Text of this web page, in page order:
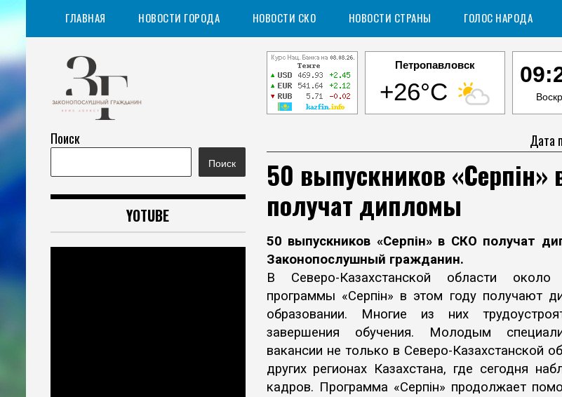
Перейти
к
содержимому
ГЛАВНАЯ НОВОСТИ ГОРОДА НОВОСТИ СКО НОВОСТИ СТРАНЫ ГОЛОС НАРОДА
Петропавловск
+26°C
Законопослушный
гражданин
Информационное агентство Дата
50 выпускников «Серпін»
получат дипломы
50 выпускников «Серпін» в СКО получат
Законопослушный гражданин.
В Северо-Казахстанской области
программы «Серпін» в этом году получают
образовании. Многие из них
завершения обучения. Молодым
вакансии не только в Северо-Казахстанской
других регионах Казахстана, где сегодня
кадров. Программа «Серпін» продолжает
Поиск
Поиск
YOTUBE